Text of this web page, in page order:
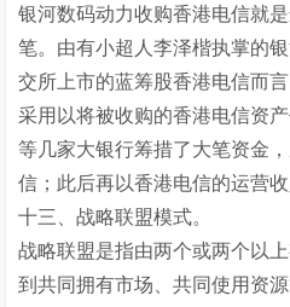
银河数码动力收购香港电信就
笔。由有小超人李泽楷执掌的
交所上市的蓝筹股香港电信而
采用以将被收购的香港电信资
等几家大银行筹措了大笔资金
信；此后再以香港电信的运营收
十三、战略联盟模式。
战略联盟是指由两个或两个以
到共同拥有市场、共同使用资